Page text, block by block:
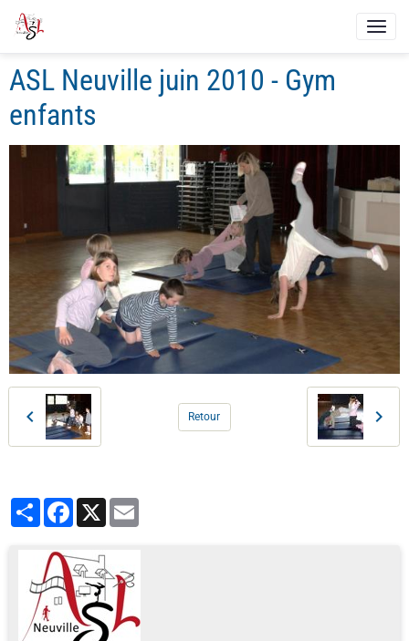
ASL Neuville juin 2010 - Gym
enfants
Retour
PartagerFacebook